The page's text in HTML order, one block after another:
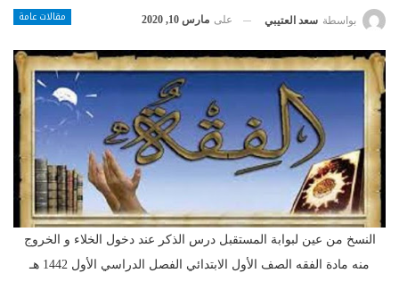
مقالات عامة بواسطة سعد العتيبي على مارس 10, 2020
النسخ من عين لبوابة المستقبل درس الذكر عند دخول الخلاء و الخروج
منه مادة الفقه الصف الأول الابتدائي الفصل الدراسي الأول 1442 هـ